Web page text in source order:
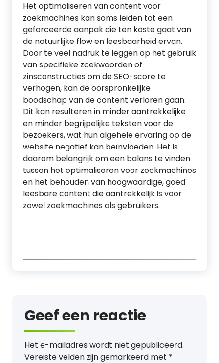
Het optimaliseren van content voor
zoekmachines kan soms leiden tot een
geforceerde aanpak die ten koste gaat van
de natuurlijke flow en leesbaarheid ervan.
Door te veel nadruk te leggen op het gebruik
van specifieke zoekwoorden of
zinsconstructies om de SEO-score te
verhogen, kan de oorspronkelijke
boodschap van de content verloren gaan.
Dit kan resulteren in minder aantrekkelijke
en minder begrijpelijke teksten voor de
bezoekers, wat hun algehele ervaring op de
website negatief kan beïnvloeden. Het is
daarom belangrijk om een balans te vinden
tussen het optimaliseren voor zoekmachines
en het behouden van hoogwaardige, goed
leesbare content die aantrekkelijk is voor
zowel zoekmachines als gebruikers.
Geef een reactie
Het e-mailadres wordt niet gepubliceerd.
Vereiste velden zijn gemarkeerd met *